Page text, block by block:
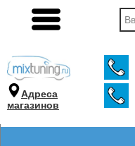
Адреса
магазинов